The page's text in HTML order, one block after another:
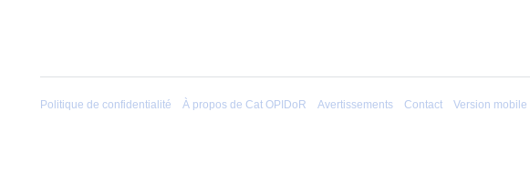
Politique de confidentialité À propos de Cat OPIDoR Avertissements Contact Version mobile